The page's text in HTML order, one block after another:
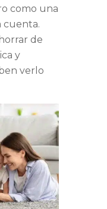
como una
cuenta.
de
y
verlo